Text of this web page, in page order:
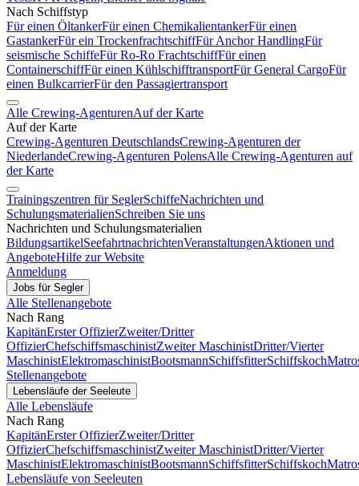
Nach Schiffstyp
Für einen ÖltankerFür einen ChemikalientankerFür einen
GastankerFür ein TrockenfrachtschiffFür Anchor HandlingFür
seismische SchiffeFür Ro-Ro FrachtschiffFür einen
ContainerschiffFür einen KühlschifftransportFür General CargoFür
einen BulkcarrierFür den Passagiertransport
Alle Crewing-AgenturenAuf der Karte
Auf der Karte
Crewing-Agenturen DeutschlandsCrewing-Agenturen der
NiederlandeCrewing-Agenturen PolensAlle Crewing-Agenturen auf
der Karte
Trainingszentren für SeglerSchiffeNachrichten und
SchulungsmaterialienSchreiben Sie uns
Nachrichten und Schulungsmaterialien
BildungsartikelSeefahrtnachrichtenVeranstaltungenAktionen und
AngeboteHilfe zur Website
Anmeldung
Jobs für Segler
Alle Stellenangebote
Nach Rang
KapitänErster OffizierZweiter/Dritter
OffizierChefschiffsmaschinistZweiter MaschinistDritter/Vierter
MaschinistElektromaschinistBootsmannSchiffsfitterSchiffskoch
Stellenangebote
Lebensläufe der Seeleute
Alle Lebensläufe
Nach Rang
KapitänErster OffizierZweiter/Dritter
OffizierChefschiffsmaschinistZweiter MaschinistDritter/Vierter
MaschinistElektromaschinistBootsmannSchiffsfitterSchiffskoch
Lebensläufe von Seeleuten